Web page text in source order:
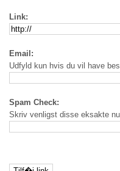
Link:
Email:
Udfyld kun hvis du vil have
Spam Check:
Skriv venligst disse eksakte